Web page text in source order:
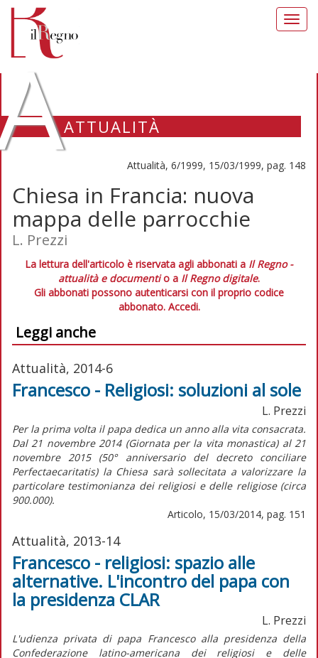
ATTUALITÀ
Attualità, 6/1999, 15/03/1999, pag. 148
Chiesa in Francia: nuova
mappa delle parrocchie
L. Prezzi
La lettura dell'articolo è riservata agli abbonati a Il Regno -
attualità e documentio a Il Regno digitale.
Gli abbonati possono autenticarsi con il proprio codice
abbonato. Accedi.
Leggi anche
Attualità, 2014-6
Francesco - Religiosi: soluzioni al sole
L. Prezzi
Per la prima volta il papa dedica un anno alla vita consacrata.
Dal 21 novembre 2014 (Giornata per la vita monastica) al 21
novembre 2015 (50° anniversario del decreto conciliare
Perfectaecaritatis) la Chiesa sarà sollecitata a valorizzare la
particolare testimonianza dei religiosi e delle religiose (circa
900.000).
Articolo, 15/03/2014, pag. 151
Attualità, 2013-14
Francesco - religiosi: spazio alle
alternative. L'incontro del papa con
la presidenza CLAR
L. Prezzi
L'udienza privata di papa Francesco alla presidenza della
Confederazione latino-americana dei religiosi e delle